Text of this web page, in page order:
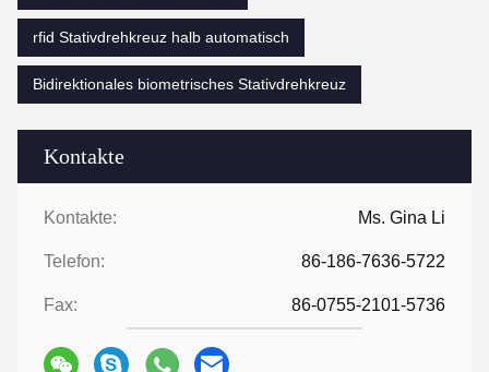
Kontakte
Kontakte: Ms. Gina Li
Telefon: 86-186-7636-5722
Fax: 86-0755-2101-5736
rfid Stativdrehkreuz halb automatisch
Bidirektionales biometrisches Stativdrehkreuz